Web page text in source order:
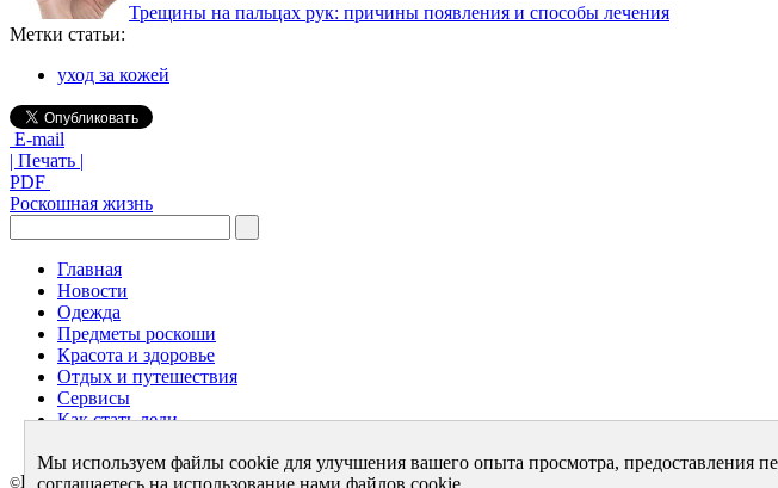
Трещины на пальцах рук: причины появления и способы лечения
Метки статьи:
уход за кожей
E-mail
| Печать |
PDF
Роскошная жизнь
Главная
Новости
Одежда
Предметы роскоши
Красота и здоровье
Отдых и путешествия
Сервисы
Как стать леди
©LuxeMag.ru 2005 - 2026
Мы используем файлы cookie для улучшения вашего опыта просмотра, предоставления
соглашаетесь на использование нами файлов cookie.